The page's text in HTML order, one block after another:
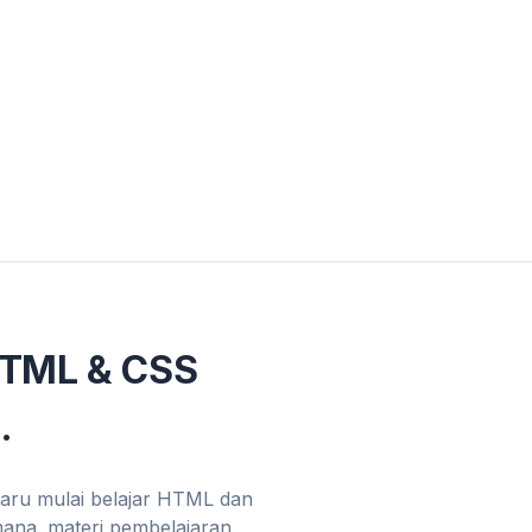
& CSS
mulai belajar HTML dan